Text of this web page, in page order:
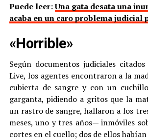
Puede leer:Una gata desata una
acaba en un caro problema judicial
«Horrible»
Según documentos judiciales
Live, los agentes encontraron a la
cubierta de sangre y con un
garganta, pidiendo a gritos que la
un rastro de sangre, hallaron a los
meses, uno y tres años— inmóviles
cortes en el cuello; dos de ellos